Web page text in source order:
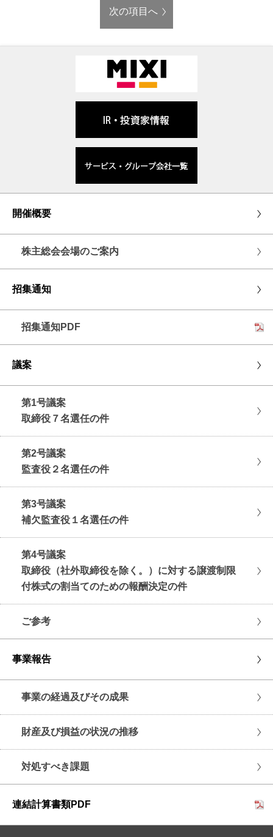
次の項目へ
開催概要
株主総会会場のご案内
招集通知
招集通知PDF
議案
第1号議案
取締役７名選任の件
第2号議案
監査役２名選任の件
第3号議案
補欠監査役１名選任の件
第4号議案
取締役（社外取締役を除く。）に対する譲渡制限
付株式の割当てのための報酬決定の件
ご参考
事業報告
事業の経過及びその成果
財産及び損益の状況の推移
対処すべき課題
連結計算書類PDF